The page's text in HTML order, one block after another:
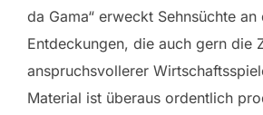
da Gama“ erweckt Sehnsüchte
Entdeckungen, die auch gern die
anspruchsvollerer
Material ist überaus ordentlich